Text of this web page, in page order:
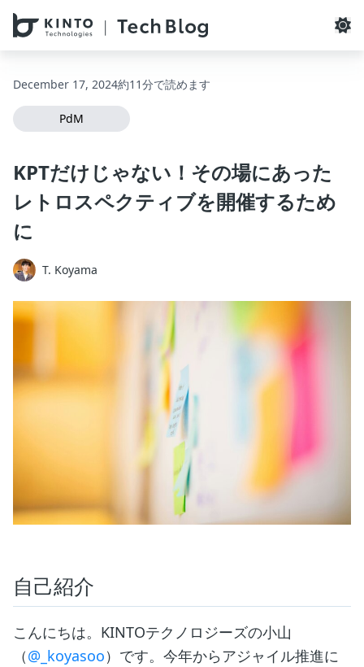
本文へスキップ / Skip to main content
December 17, 2024約11分で読めます
PdM
KPTだけじゃない！その場にあった
レトロスペクティブを開催するため
に
T. Koyama
自己紹介
こんにちは。KINTOテクノロジーズの小山
（@_koyasoo）です。今年からアジャイル推進に